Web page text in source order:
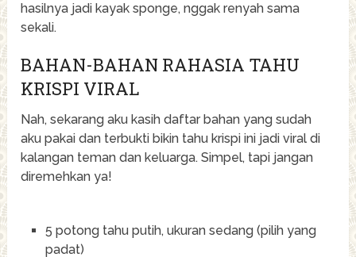
hasilnya jadi kayak sponge, nggak renyah sama
sekali.
BAHAN-BAHAN RAHASIA TAHU
KRISPI VIRAL
Nah, sekarang aku kasih daftar bahan yang sudah
aku pakai dan terbukti bikin tahu krispi ini jadi viral di
kalangan teman dan keluarga. Simpel, tapi jangan
diremehkan ya!
5 potong tahu putih, ukuran sedang (pilih yang
padat)